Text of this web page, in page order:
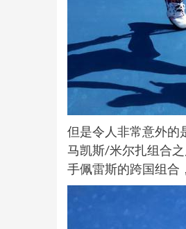
但是令人非常意外的
马凯斯/米尔扎组合
手佩雷斯的跨国组合